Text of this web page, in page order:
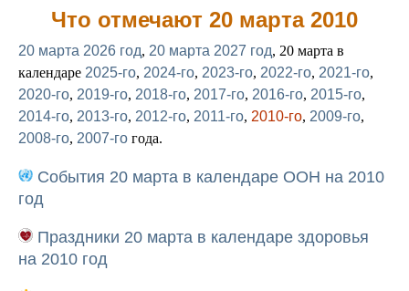
Что отмечают 20 марта 2010
20 марта 2026 год, 20 марта 2027 год, 20 марта в
календаре 2025-го, 2024-го, 2023-го, 2022-го, 2021-го,
2020-го, 2019-го, 2018-го, 2017-го, 2016-го, 2015-го,
2014-го, 2013-го, 2012-го, 2011-го, 2010-го, 2009-го,
2008-го, 2007-го года.
События 20 марта в календаре ООН на 2010
год
Праздники 20 марта в календаре здоровья
на 2010 год